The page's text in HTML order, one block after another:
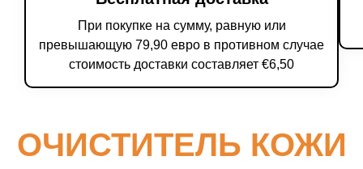
При покупке на сумму, равную или
превышающую 79,90 евро в противном случае
стоимость доставки составляет €6,50
ОЧИСТИТЕЛЬ КОЖИ